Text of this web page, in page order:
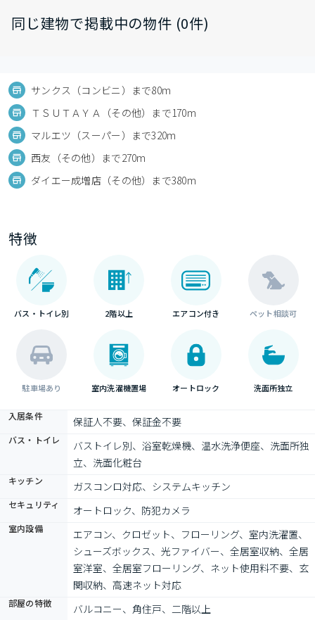
同じ建物で掲載中の物件 (0件)
サンクス（コンビニ）まで80m
ＴＳＵＴＡＹＡ（その他）まで170m
マルエツ（スーパー）まで320m
西友（その他）まで270m
ダイエー成増店（その他）まで380m
特徴
バス・トイレ別 2階以上 エアコン付き ペット相談可
駐車場あり 室内洗濯機置場 オートロック 洗面所独立
入居条件 保証人不要、保証金不要
バス・トイレ
バストイレ別、浴室乾燥機、温水洗浄便座、洗面所独
立、洗面化粧台
キッチン ガスコンロ対応、システムキッチン
セキュリティ オートロック、防犯カメラ
室内設備
エアコン、クロゼット、フローリング、室内洗濯置、
シューズボックス、光ファイバー、全居室収納、全居
室洋室、全居室フローリング、ネット使用料不要、玄
関収納、高速ネット対応
部屋の特徴 バルコニー、角住戸、二階以上